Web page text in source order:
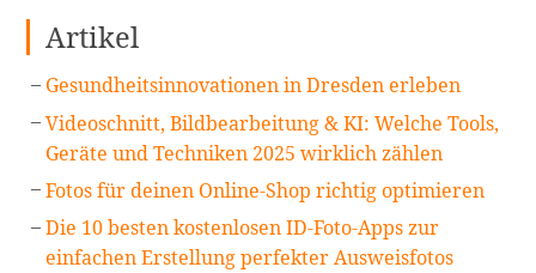
Artikel
Gesundheitsinnovationen in Dresden erleben
Videoschnitt, Bildbearbeitung & KI: Welche Tools,
Geräte und Techniken 2025 wirklich zählen
Fotos für deinen Online-Shop richtig optimieren
Die 10 besten kostenlosen ID-Foto-Apps zur
einfachen Erstellung perfekter Ausweisfotos